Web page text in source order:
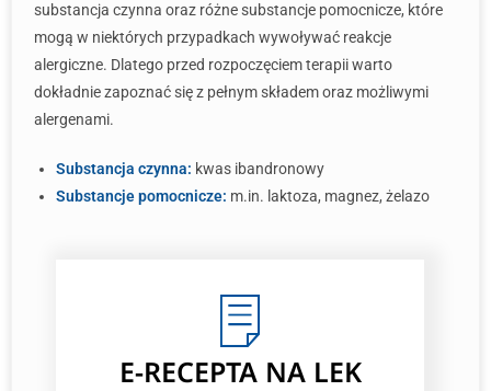
substancja czynna oraz różne substancje pomocnicze, które
mogą w niektórych przypadkach wywoływać reakcje
alergiczne. Dlatego przed rozpoczęciem terapii warto
dokładnie zapoznać się z pełnym składem oraz możliwymi
alergenami.
Substancja czynna: kwas ibandronowy
Substancje pomocnicze: m.in. laktoza, magnez, żelazo
E-RECEPTANA LEK